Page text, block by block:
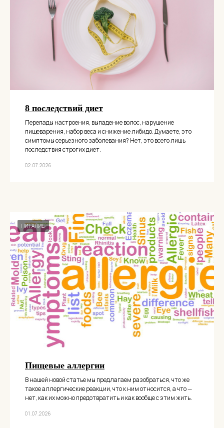
8 последствий диет
Перепады настроения, выпадение волос, нарушение
пищеварения, набор веса и снижение либидо. Думаете, это
симптомы серьезного заболевания? Нет, это всего лишь
последствия строгих диет.
02.07.2026
ПИТАНИЕ
Пищевые аллергии
В нашей новой статье мы предлагаем разобраться, что же
такое аллергические реакции, что к ним относится, а что —
нет, как их можно предотвратить и как вообще с этим жить.
01.07.2026